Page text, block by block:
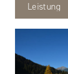
Leistung